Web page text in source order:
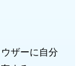
ザーに自分